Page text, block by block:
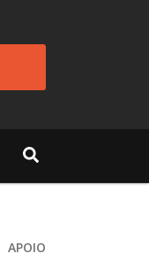
APOIO